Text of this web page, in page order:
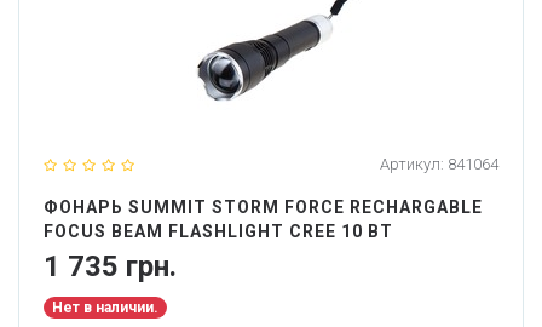
Артикул: 841064
ФОНАРЬ SUMMIT STORM FORCE RECHARGABLE
FOCUS BEAM FLASHLIGHT CREE 10 ВТ
1 735 грн.
Нет в наличии.